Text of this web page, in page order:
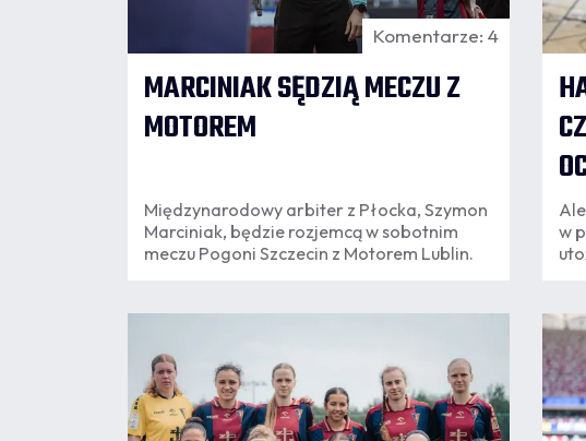
Komentarze: 4
MARCINIAK SĘDZIĄ MECZU Z
MOTOREM
Międzynarodowy arbiter z Płocka, Szymon
Marciniak, będzie rozjemcą w sobotnim
meczu Pogoni Szczecin z Motorem Lublin.
w
11:20